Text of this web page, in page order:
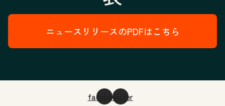
ニュースリリースのPDFはこちら
facebooktwitter